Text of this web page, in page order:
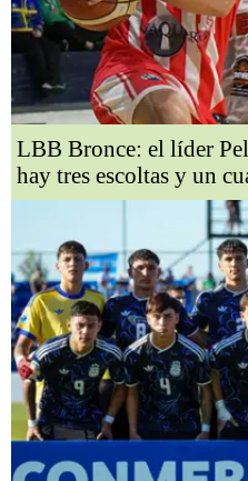
LBB Bronce: el líder
hay tres escoltas y un